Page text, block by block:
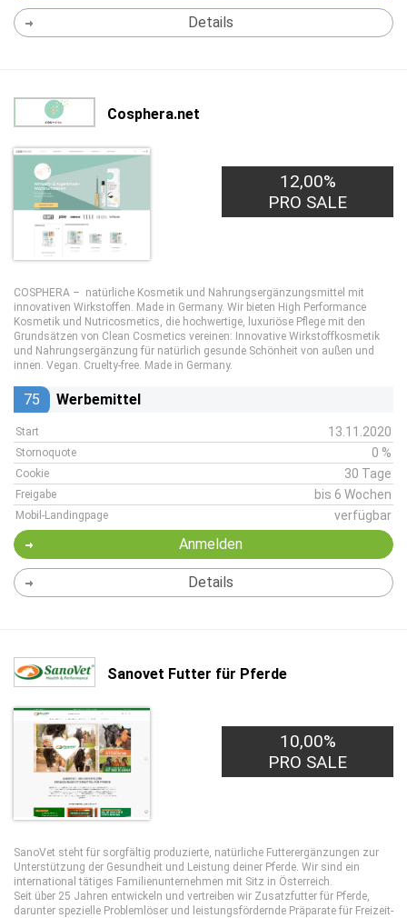
Details
Cosphera.net
12,00%
PRO SALE
COSPHERA – natürliche Kosmetik und Nahrungsergänzungsmittel mit
innovativen Wirkstoffen. Made in Germany. Wir bieten High Performance
Kosmetik und Nutricosmetics, die hochwertige, luxuriöse Pflege mit den
Grundsätzen von Clean Cosmetics vereinen: Innovative Wirkstoffkosmetik
und Nahrungsergänzung für natürlich gesunde Schönheit von außen und
innen. Vegan. Cruelty-free. Made in Germany.
75 Werbemittel
Start 13.11.2020
Stornoquote 0 %
Cookie 30 Tage
Freigabe bis 6 Wochen
Mobil-Landingpage verfügbar
Anmelden
Details
Sanovet Futter für Pferde
10,00%
PRO SALE
SanoVet steht für sorgfältig produzierte, natürliche Futterergänzungen zur
Unterstützung der Gesundheit und Leistung deiner Pferde. Wir sind ein
international tätiges Familienunternehmen mit Sitz in Österreich.
Seit über 25 Jahren entwickeln und vertreiben wir Zusatzfutter für Pferde,
darunter spezielle Problemlöser und leistungsfördernde Präparate für Freizeit-